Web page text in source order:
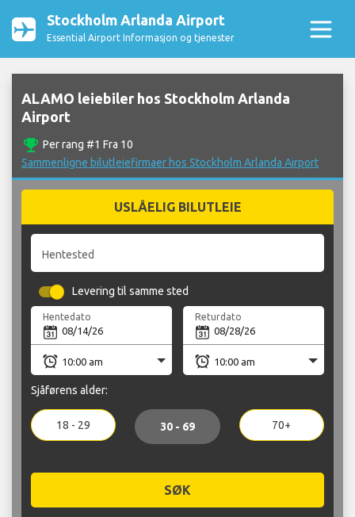
Stockholm Arlanda Airport
Essential Airport Informasjon og tjenester
ALAMO leiebiler hos Stockholm Arlanda
Airport
emoji_events Per rang #1 Fra 10
Sammenligne bilutleiefirmaer hos Stockholm Arlanda Airport
USLÅELIG BILUTLEIE
Hentested
Levering til samme sted
Hentedato Returdato
Sjåførens alder:
18 - 29 30 - 69 70+
SØK